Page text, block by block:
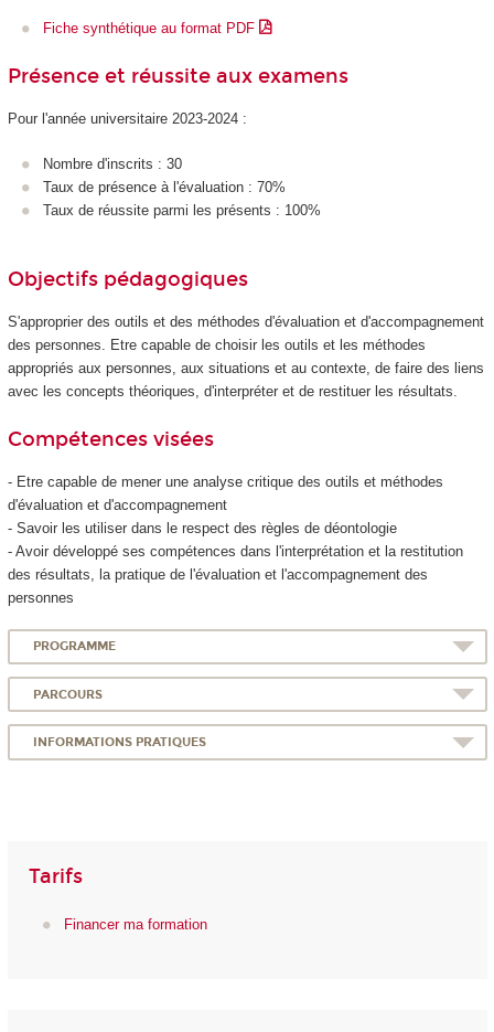
Fiche synthétique au format PDF
Présence et réussite aux examens
Pour l'année universitaire 2023-2024 :
Nombre d'inscrits : 30
Taux de présence à l'évaluation : 70%
Taux de réussite parmi les présents : 100%
Objectifs pédagogiques
S'approprier des outils et des méthodes d'évaluation et d'accompagnement
des personnes. Etre capable de choisir les outils et les méthodes
appropriés aux personnes, aux situations et au contexte, de faire des liens
avec les concepts théoriques, d'interpréter et de restituer les résultats.
Compétences visées
- Etre capable de mener une analyse critique des outils et méthodes
d'évaluation et d'accompagnement
- Savoir les utiliser dans le respect des règles de déontologie
- Avoir développé ses compétences dans l'interprétation et la restitution
des résultats, la pratique de l'évaluation et l'accompagnement des
personnes
PROGRAMME
PARCOURS
INFORMATIONS PRATIQUES
Tarifs
Financer ma formation